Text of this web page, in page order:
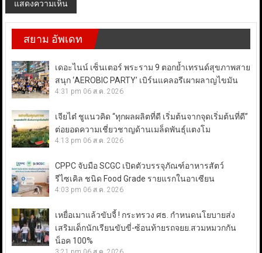
สยาม อัพเดท
เดอะไนน์ เซ็นเตอร์ พระราม 9 ตอกย้ำเทรนด์สุขภาพสาย
สนุก ‘AEROBIC PARTY’ เบิร์นแคลอรีเผาผลาญไขมัน
4:31 pm 06 ส.ค. 2026
เจียไต๋ ชูแนวคิด “ทุกผลผลิตที่ดี เริ่มต้นจากจุดเริ่มต้นที่ดี”
ต่อยอดความเชี่ยวชาญด้านเมล็ดพันธุ์แตงโม
4:13 pm 06 ส.ค. 2026
CPPC จับมือ SCGC เปิดตัวบรรจุภัณฑ์อาหารสัตว์
รีไซเคิล ชนิด Food Grade รายแรกในอาเซียน
4:03 pm 06 ส.ค. 2026
เหยื่อเมาแล้วขับจี้ ! กระทรวง ศธ. กำหนดนโยบายส่ง
เสริมเด็กนักเรียนขับขี่-ซ้อนท้ายรถจยย.สวมหมวกกัน
น็อค 100%